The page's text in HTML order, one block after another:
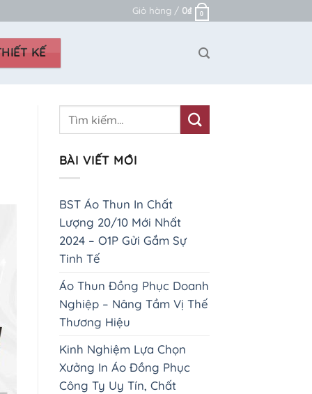
Giỏ hàng / 0₫ 0
KẾ
BÀI VIẾT MỚI
BST Áo Thun In Chất
Lượng 20/10 Mới Nhất
2024 – O1P Gửi Gắm Sự
Tinh Tế
Áo Thun Đồng Phục Doanh
Nghiệp – Nâng Tầm Vị Thế
Thương Hiệu
Kinh Nghiệm Lựa Chọn
Xưởng In Áo Đồng Phục
Công Ty Uy Tín, Chất